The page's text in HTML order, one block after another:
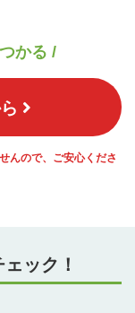
かる /
んので、ご安心くださ
ック！